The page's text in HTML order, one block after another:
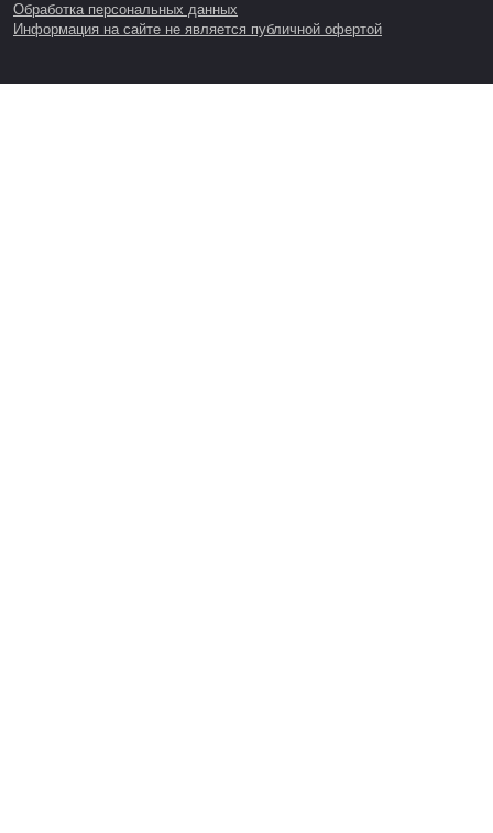
Обработка персональных данных
Информация на сайте не является публичной офертой